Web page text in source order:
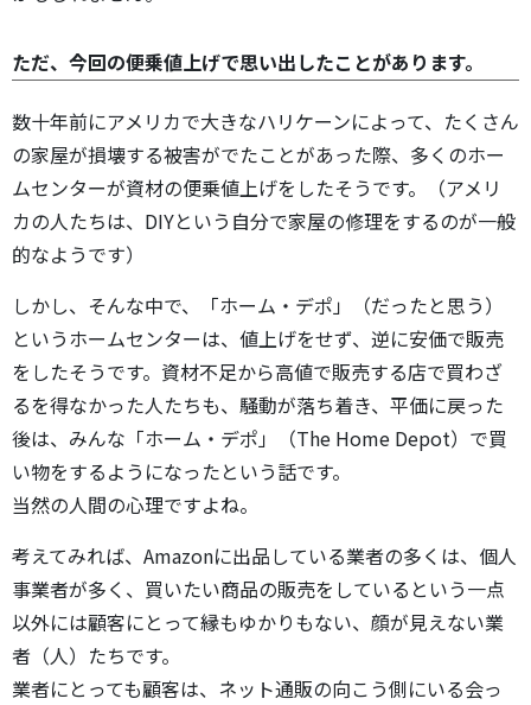
ただ、今回の便乗値上げで思い出したことがあります。
数十年前にアメリカで大きなハリケーンによって、たくさん
の家屋が損壊する被害がでたことがあった際、多くのホー
ムセンターが資材の便乗値上げをしたそうです。（アメリ
カの人たちは、DIYという自分で家屋の修理をするのが一般
的なようです）
しかし、そんな中で、「ホーム・デポ」（だったと思う）
というホームセンターは、値上げをせず、逆に安価で販売
をしたそうです。資材不足から高値で販売する店で買わざ
るを得なかった人たちも、騒動が落ち着き、平価に戻った
後は、みんな「ホーム・デポ」（The Home Depot）で買
い物をするようになったという話です。
当然の人間の心理ですよね。
考えてみれば、Amazonに出品している業者の多くは、個人
事業者が多く、買いたい商品の販売をしているという一点
以外には顧客にとって縁もゆかりもない、顔が見えない業
者（人）たちです。
業者にとっても顧客は、ネット通販の向こう側にいる会っ